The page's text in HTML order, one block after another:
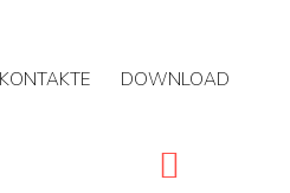
KONTAKTE DOWNLOAD